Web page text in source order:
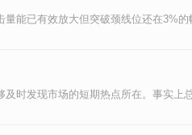
能已有效放大但突破颈线位还在3%
时发现市场的短期热点所在。事实上